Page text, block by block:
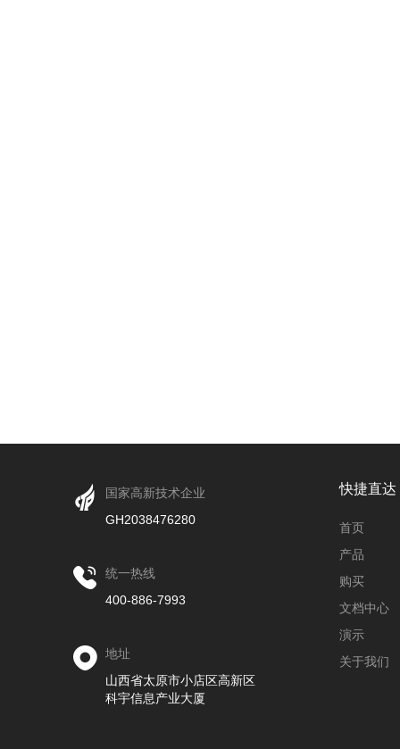
国家高新技术企业
GH2038476280
统一热线
400-886-7993
地址
山西省太原市小店区高新区
科宇信息产业大厦
快捷直达
首页
产品
购买
文档中心
演示
关于我们